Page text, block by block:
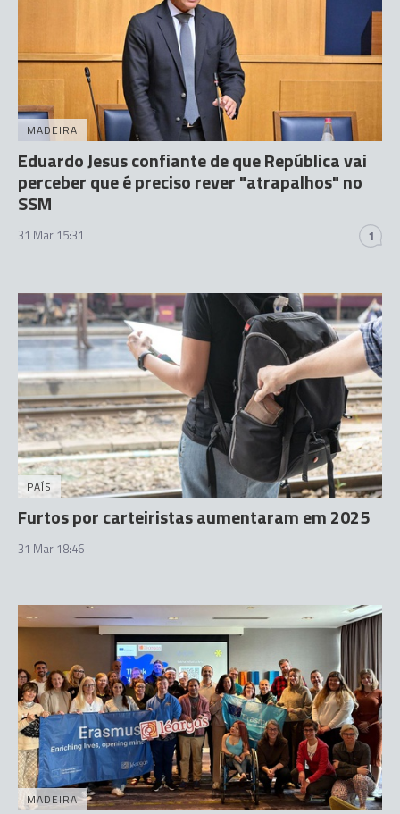
MADEIRA
Eduardo Jesus confiante de que República vai
perceber que é preciso rever "atrapalhos" no
SSM
31 Mar 15:31 1
PAÍS
Furtos por carteiristas aumentaram em 2025
31 Mar 18:46
MADEIRA